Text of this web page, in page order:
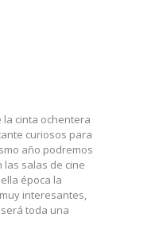
la cinta ochentera
curiosos para
año podremos
las salas de cine
época la
interesantes,
toda una